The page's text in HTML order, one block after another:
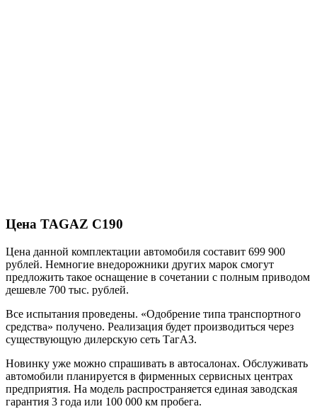
Цена TAGAZ C190
Цена данной комплектации автомобиля составит 699 900
рублей. Немногие внедорожники других марок смогут
предложить такое оснащение в сочетании с полным приводом
дешевле 700 тыс. рублей.
Все испытания проведены. «Одобрение типа транспортного
средства» получено. Реализация будет производиться через
существующую дилерскую сеть ТагАЗ.
Новинку уже можно спрашивать в автосалонах. Обслуживать
автомобили планируется в фирменных сервисных центрах
предприятия. На модель распространяется единая заводская
гарантия 3 года или 100 000 км пробега.